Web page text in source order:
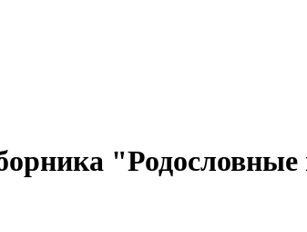
"Родословные